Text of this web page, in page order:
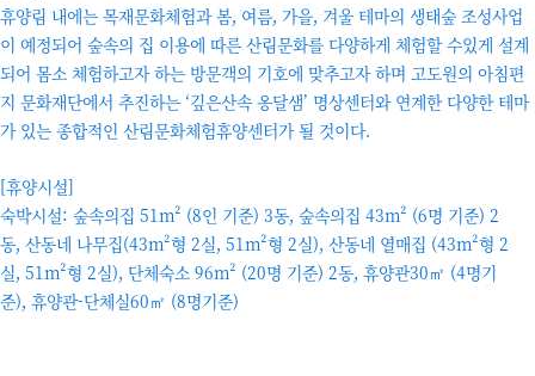
휴양림 내에는 목재문화체험과 봄, 여름, 가을, 겨울 테마의 생태숲 조성사업
이 예정되어 숲속의 집 이용에 따른 산림문화를 다양하게 체험할 수있게 설계
되어 몸소 체험하고자 하는 방문객의 기호에 맞추고자 하며 고도원의 아침편
지 문화재단에서 추진하는 ‘깊은산속 옹달샘’ 명상센터와 연계한 다양한 테마
가 있는 종합적인 산림문화체험휴양센터가 될 것이다.
[휴양시설]
숙박시설: 숲속의집 51m² (8인 기준) 3동, 숲속의집 43m² (6명 기준) 2
동, 산동네 나무집(43m²형 2실, 51m²형 2실), 산동네 열매집 (43m²형 2
실, 51m²형 2실), 단체숙소 96m² (20명 기준) 2동, 휴양관30㎡ (4명기
준), 휴양관-단체실60㎡ (8명기준)